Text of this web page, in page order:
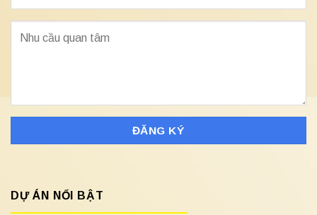
DỰ ÁN NỔI BẬT